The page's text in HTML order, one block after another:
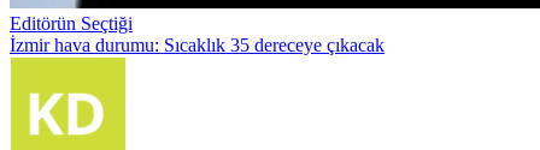
Editörün Seçtiği
İzmir hava durumu: Sıcaklık 35 dereceye çıkacak